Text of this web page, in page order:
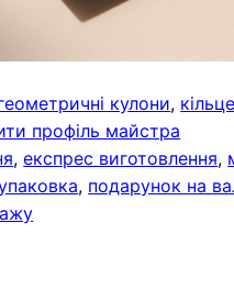
кулони,
профіль майстра
, експрес виготовлення,
, подарунок на